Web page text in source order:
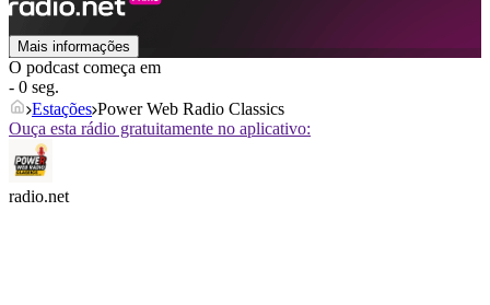
Mais informações
O podcast começa em
- 0 seg.
Estações Power Web Radio Classics
Ouça esta rádio gratuitamente no aplicativo:
radio.net